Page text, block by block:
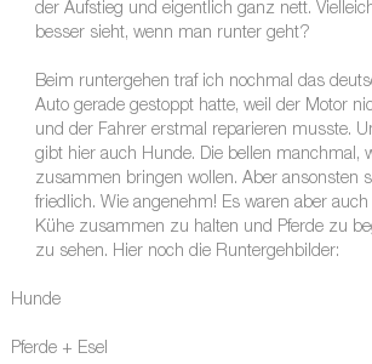
der Aufstieg und eigentlich ganz nett.
besser sieht, wenn man runter geht?
Beim runtergehen traf ich nochmal das
Auto gerade gestoppt hatte, weil der Motor
und der Fahrer erstmal reparieren musste.
gibt hier auch Hunde. Die bellen manchmal,
zusammen bringen wollen. Aber ansonsten
friedlich. Wie angenehm! Es waren aber
Kühe zusammen zu halten und Pferde zu
zu sehen. Hier noch die Runtergehbilder:
Hunde
Pferde + Esel